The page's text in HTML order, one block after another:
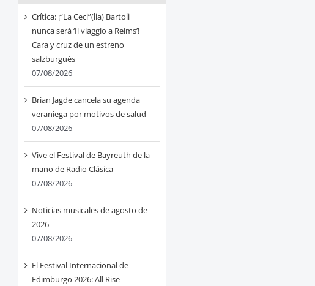
Crítica: ¡“La Ceci”(lia) Bartoli
nunca será ‘Il viaggio a Reims’!
Cara y cruz de un estreno
salzburgués
07/08/2026
Brian Jagde cancela su agenda
veraniega por motivos de salud
07/08/2026
Vive el Festival de Bayreuth de la
mano de Radio Clásica
07/08/2026
Noticias musicales de agosto de
2026
07/08/2026
El Festival Internacional de
Edimburgo 2026: All Rise